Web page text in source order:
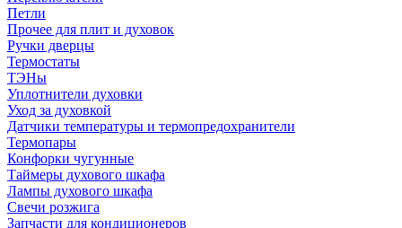
Петли
Прочее для плит и духовок
Ручки дверцы
Термостаты
ТЭНы
Уплотнители духовки
Уход за духовкой
Датчики температуры и термопредохранители
Термопары
Конфорки чугунные
Таймеры духового шкафа
Лампы духового шкафа
Свечи розжига
Запчасти для кондиционеров